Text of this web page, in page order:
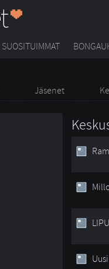
SUOSITUIMMAT
Jäsenet